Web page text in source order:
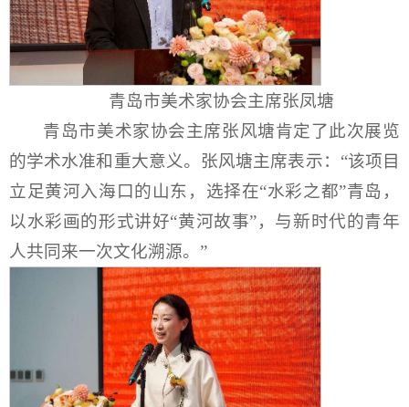
青岛市美术家协会主席张凤塘
青岛市美术家协会主席张风塘肯定了此次展览
的学术水准和重大意义。张风塘主席表示：“该项目
立足黄河入海口的山东，选择在“水彩之都”青岛，
以水彩画的形式讲好“黄河故事”，与新时代的青年
人共同来一次文化溯源。”